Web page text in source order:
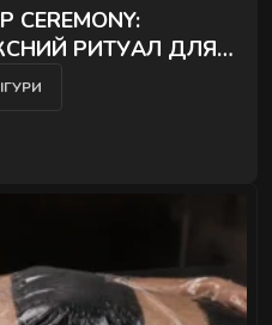
CEREMONY:
РИТУАЛ ДЛЯ
глибокого
балансу.
масаж і обгортання